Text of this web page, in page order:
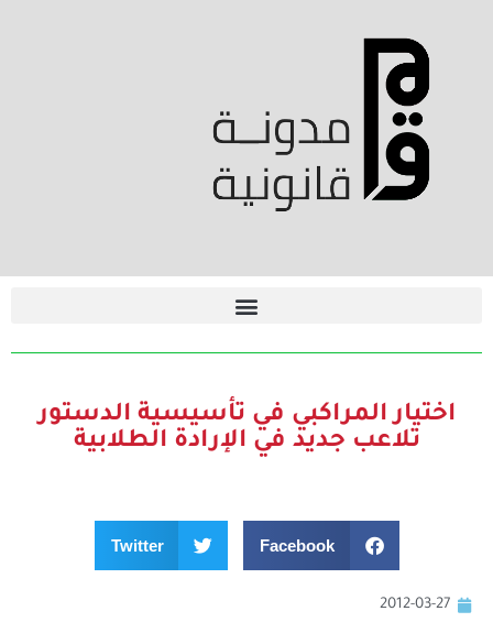
اختيار المراكبي في تأسيسية الدستور
تلاعب جديد في الإرادة الطلابية
Facebook
Twitter
2012-03-27